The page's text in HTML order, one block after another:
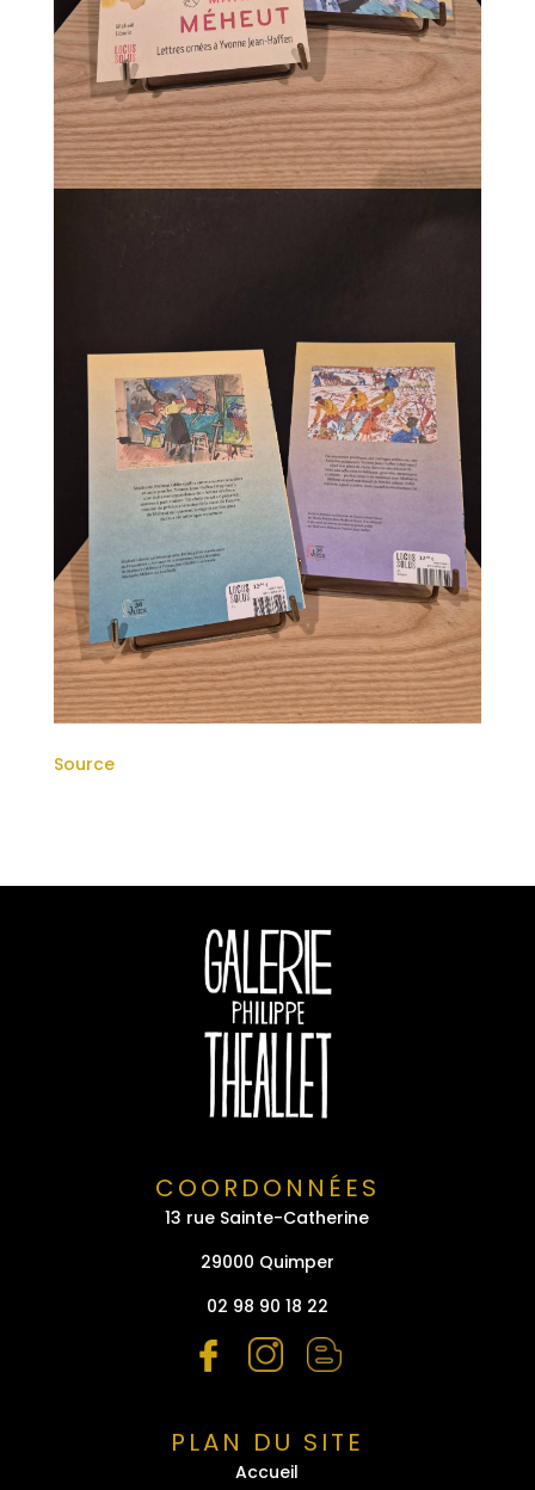
Source
COORDONNÉES
13 rue Sainte-Catherine
29000 Quimper
02 98 90 18 22
PLAN DU SITE
Accueil